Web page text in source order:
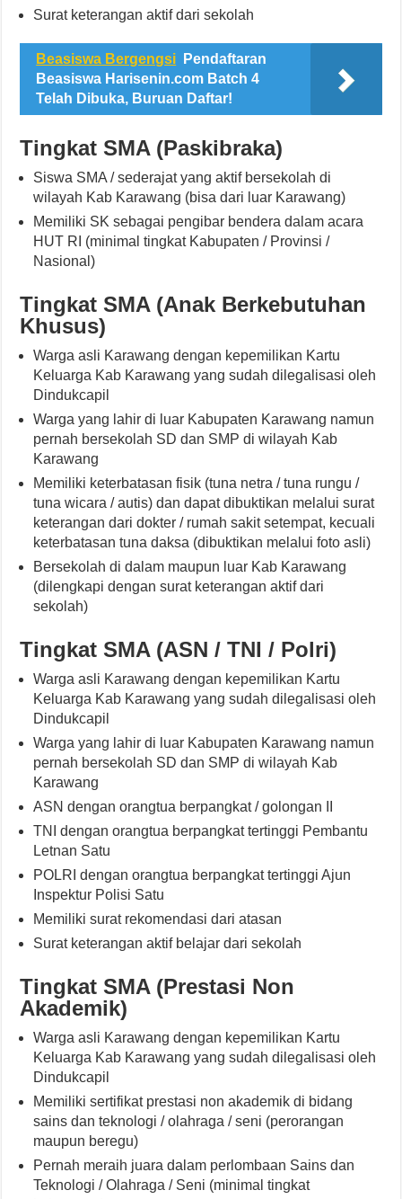
Surat keterangan aktif dari sekolah
Beasiswa Bergengsi
Pendaftaran
Beasiswa Harisenin.com Batch 4
Telah Dibuka, Buruan Daftar!
Tingkat SMA (Paskibraka)
Siswa SMA / sederajat yang aktif bersekolah di
wilayah Kab Karawang (bisa dari luar Karawang)
Memiliki SK sebagai pengibar bendera dalam acara
HUT RI (minimal tingkat Kabupaten / Provinsi /
Nasional)
Tingkat SMA (Anak Berkebutuhan
Khusus)
Warga asli Karawang dengan kepemilikan Kartu
Keluarga Kab Karawang yang sudah dilegalisasi oleh
Dindukcapil
Warga yang lahir di luar Kabupaten Karawang namun
pernah bersekolah SD dan SMP di wilayah Kab
Karawang
Memiliki keterbatasan fisik (tuna netra / tuna rungu /
tuna wicara / autis) dan dapat dibuktikan melalui surat
keterangan dari dokter / rumah sakit setempat, kecuali
keterbatasan tuna daksa (dibuktikan melalui foto asli)
Bersekolah di dalam maupun luar Kab Karawang
(dilengkapi dengan surat keterangan aktif dari
sekolah)
Tingkat SMA (ASN / TNI / Polri)
Warga asli Karawang dengan kepemilikan Kartu
Keluarga Kab Karawang yang sudah dilegalisasi oleh
Dindukcapil
Warga yang lahir di luar Kabupaten Karawang namun
pernah bersekolah SD dan SMP di wilayah Kab
Karawang
ASN dengan orangtua berpangkat / golongan II
TNI dengan orangtua berpangkat tertinggi Pembantu
Letnan Satu
POLRI dengan orangtua berpangkat tertinggi Ajun
Inspektur Polisi Satu
Memiliki surat rekomendasi dari atasan
Surat keterangan aktif belajar dari sekolah
Tingkat SMA (Prestasi Non
Akademik)
Warga asli Karawang dengan kepemilikan Kartu
Keluarga Kab Karawang yang sudah dilegalisasi oleh
Dindukcapil
Memiliki sertifikat prestasi non akademik di bidang
sains dan teknologi / olahraga / seni (perorangan
maupun beregu)
Pernah meraih juara dalam perlombaan Sains dan
Teknologi / Olahraga / Seni (minimal tingkat